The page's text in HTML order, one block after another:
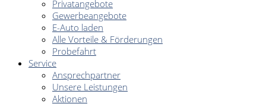
Privatangebote
Gewerbeangebote
E-Auto laden
Alle Vorteile & Förderungen
Probefahrt
Service
Ansprechpartner
Unsere Leistungen
Aktionen